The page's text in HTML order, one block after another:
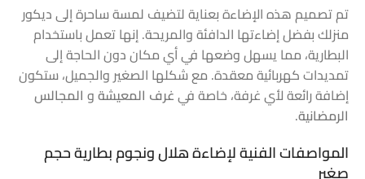
تم تصميم هذه الإضاءة بعناية لتضيف لمسة ساحرة إلى ديكور
منزلك بفضل إضاءتها الدافئة والمريحة. إنها تعمل باستخدام
البطارية، مما يسهل وضعها في أي مكان دون الحاجة إلى
تمديدات كهربائية معقدة. مع شكلها الصغير والجميل، ستكون
إضافة رائعة لأي غرفة، خاصة فيغرف المعيشةو المجالس
الرمضانية.
المواصفات الفنية لإضاءة هلال ونجوم بطارية حجم
صغير